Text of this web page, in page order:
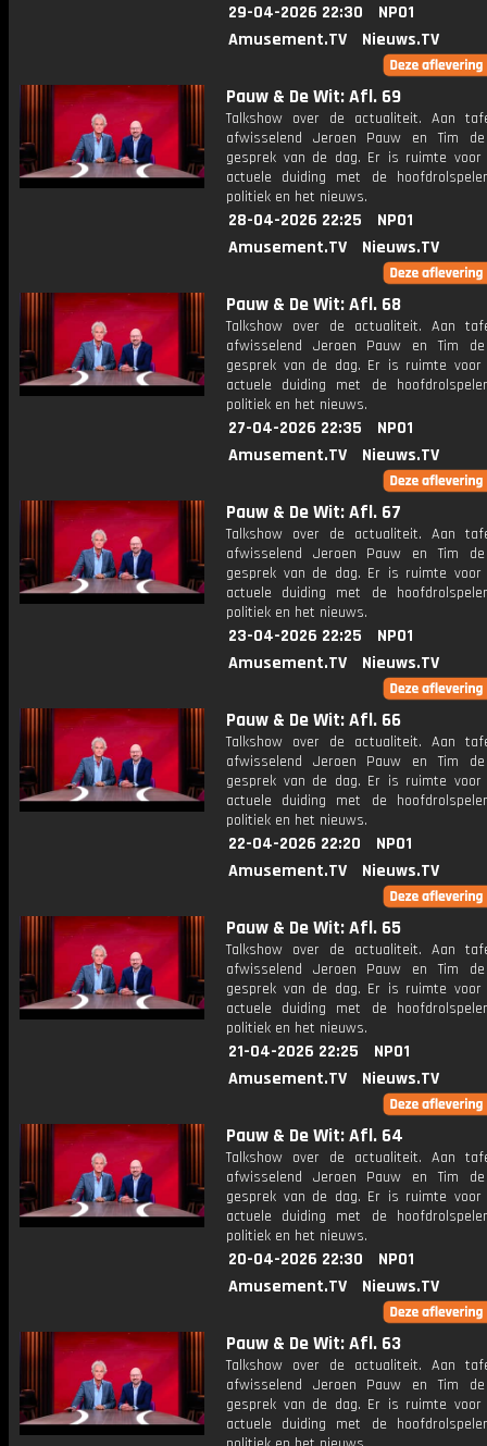
29-04-2026 22:30
NPO1
Amusement.TV
Nieuws.TV
Pauw & De Wit: Afl. 69
Talkshow over de actualiteit. Aan
afwisselend Jeroen Pauw en Tim
gesprek van de dag. Er is ruimte
actuele duiding met de
politiek en het nieuws.
28-04-2026 22:25
NPO1
Amusement.TV
Nieuws.TV
Pauw & De Wit: Afl. 68
Talkshow over de actualiteit. Aan
afwisselend Jeroen Pauw en Tim
gesprek van de dag. Er is ruimte
actuele duiding met de
politiek en het nieuws.
27-04-2026 22:35
NPO1
Amusement.TV
Nieuws.TV
Pauw & De Wit: Afl. 67
Talkshow over de actualiteit. Aan
afwisselend Jeroen Pauw en Tim
gesprek van de dag. Er is ruimte
actuele duiding met de
politiek en het nieuws.
23-04-2026 22:25
NPO1
Amusement.TV
Nieuws.TV
Pauw & De Wit: Afl. 66
Talkshow over de actualiteit. Aan
afwisselend Jeroen Pauw en Tim
gesprek van de dag. Er is ruimte
actuele duiding met de
politiek en het nieuws.
22-04-2026 22:20
NPO1
Amusement.TV
Nieuws.TV
Pauw & De Wit: Afl. 65
Talkshow over de actualiteit. Aan
afwisselend Jeroen Pauw en Tim
gesprek van de dag. Er is ruimte
actuele duiding met de
politiek en het nieuws.
21-04-2026 22:25
NPO1
Amusement.TV
Nieuws.TV
Pauw & De Wit: Afl. 64
Talkshow over de actualiteit. Aan
afwisselend Jeroen Pauw en Tim
gesprek van de dag. Er is ruimte
actuele duiding met de
politiek en het nieuws.
20-04-2026 22:30
NPO1
Amusement.TV
Nieuws.TV
Pauw & De Wit: Afl. 63
Talkshow over de actualiteit. Aan
afwisselend Jeroen Pauw en Tim
gesprek van de dag. Er is ruimte
actuele duiding met de